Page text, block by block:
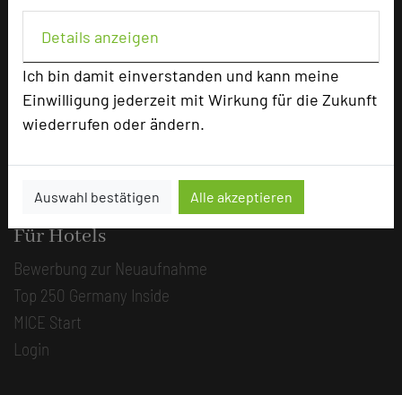
Details anzeigen
Ich bin damit einverstanden und kann meine
Einwilligung jederzeit mit Wirkung für die Zukunft
wiederrufen oder ändern.
Auswahl bestätigen Alle akzeptieren
Klausur
Event
Kreativformate
Ansprechpartner
Für Hotels
Bewerbung zur Neuaufnahme
Top 250 Germany Inside
MICE Start
Login